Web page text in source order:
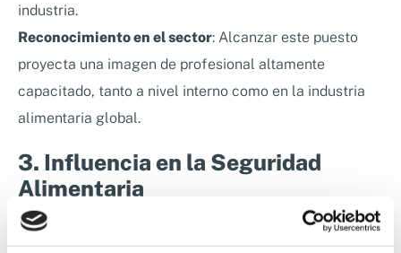
industria.
Reconocimiento en el sector: Alcanzar este puesto
proyecta una imagen de profesional altamente
capacitado, tanto a nivel interno como en la industria
alimentaria global.
3. Influencia en la Seguridad
Alimentaria
Contribución al bienestar social
: Un CQO tiene la